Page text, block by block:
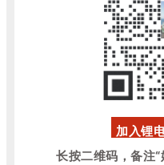
加入锂
长按二维码，备注